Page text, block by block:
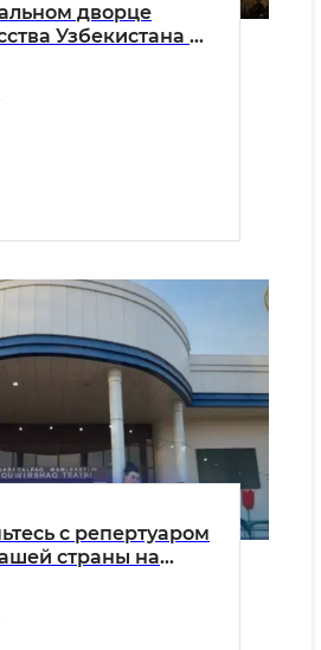
дворце
Узбекистана в
кинопоказы.
с репертуаром
страны на